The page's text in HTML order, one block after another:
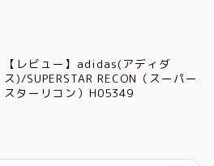
【レビュー】adidas(アディダ
ス)/SUPERSTAR RECON（スーパー
スターリコン）H05349